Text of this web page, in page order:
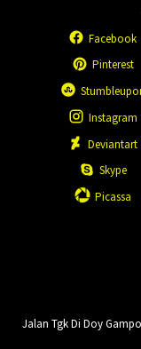
Facebook
Pinterest
Instagram
Deviantart
Skype
Picassa
Jalan Tgk Di Doy